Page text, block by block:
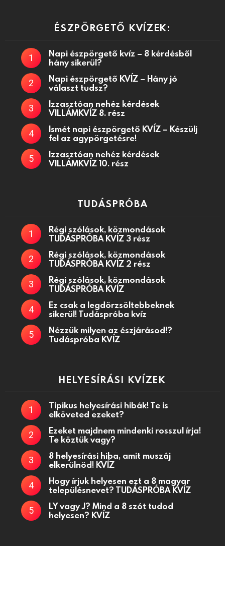
ÉSZPÖRGETŐ KVÍZEK:
Napi észpörgető kvíz – 8 kérdésből
hány sikerül?
Napi észpörgető KVÍZ – Hány jó
választ tudsz?
Izzasztóan nehéz kérdések
VILLÁMKVÍZ 8. rész
Ismét napi észpörgető KVÍZ – Készülj
fel az agypörgetésre!
Izzasztóan nehéz kérdések
VILLÁMKVÍZ 10. rész
TUDÁSPRÓBA
Régi szólások, közmondások
TUDÁSPRÓBA KVÍZ 3 rész
Régi szólások, közmondások
TUDÁSPRÓBA KVÍZ 2 rész
Régi szólások, közmondások
TUDÁSPRÓBA KVÍZ
Ez csak a legdörzsöltebbeknek
sikerül! Tudáspróba kvíz
Nézzük milyen az észjárásod!?
Tudáspróba KVÍZ
HELYESÍRÁSI KVÍZEK
Tipikus helyesírási hibák! Te is
elköveted ezeket?
Ezeket majdnem mindenki rosszul írja!
Te köztük vagy?
8 helyesírási hiba, amit muszáj
elkerülnöd! KVÍZ
Hogy írjuk helyesen ezt a 8 magyar
településnevet? TUDÁSPRÓBA KVÍZ
LY vagy J? Mind a 8 szót tudod
helyesen? KVÍZ